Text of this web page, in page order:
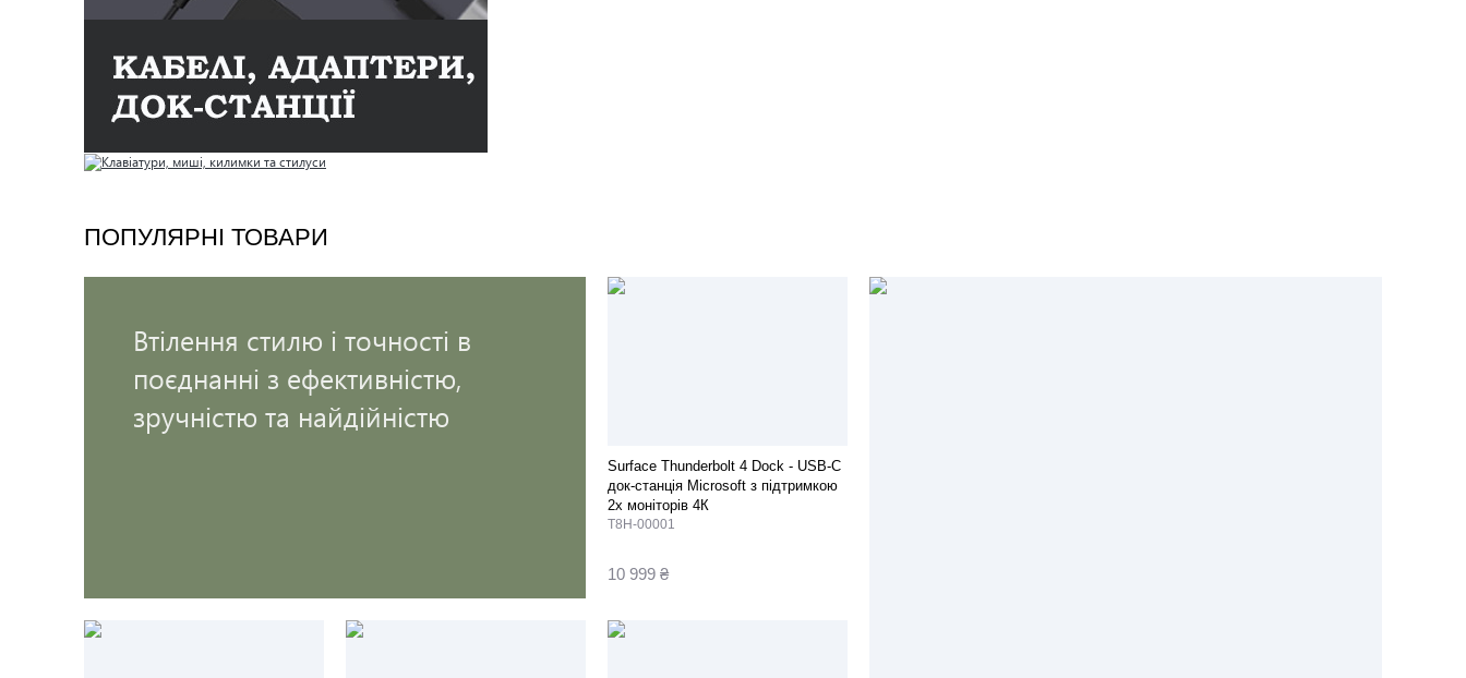
ПОПУЛЯРНІ ТОВАРИ
Втілення стилю і точності в
поєднанні з ефективністю,
зручністю та найдійністю
Surface Thunderbolt 4 Dock - USB-C
док-станція Microsoft з підтримкою
2х моніторів 4К
T8H-00001
10 999 ₴